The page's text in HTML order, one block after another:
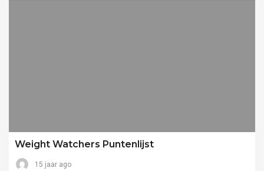
Weight Watchers Puntenlijst
15 jaar ago